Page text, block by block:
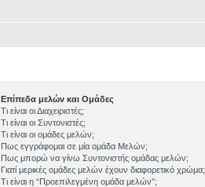
Επίπεδα μελών και Ομάδες
Τι είναι οι Διαχειριστές;
Τι είναι οι Συντονιστές;
Τι είναι οι ομάδες μελών;
Πως εγγράφομαι σε μία ομάδα Μελών;
Πως μπορώ να γίνω Συντονιστής ομάδας μελών;
Γιατί μερικές ομάδες μελών έχουν διαφορετικό χρώμα;
Τι είναι η “Προεπιλεγμένη ομάδα μελών”;